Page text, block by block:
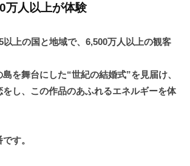
万人以上が体験
以上の国と地域で、6,500万人以上の観客
を舞台にした“世紀の結婚式”を見届け、
し、この作品のあふれるエネルギーを体
す。